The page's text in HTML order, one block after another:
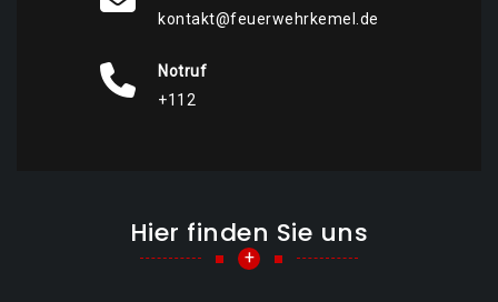
kontakt@feuerwehrkemel.de
Notruf
+112
Hier finden Sie uns
+